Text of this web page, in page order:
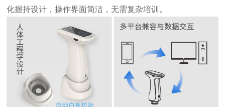
化握持设计，操作界面简洁，无需复杂培训。